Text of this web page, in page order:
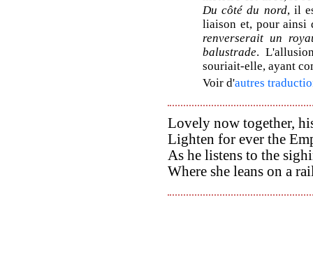
Du côté du nord, il
liaison et, pour ainsi
renverserait un
balustrade.
souriait-elle, ayant
Voir d'autres
Lovely now together,
Lighten for ever the
As he listens to the
Where she leans on a